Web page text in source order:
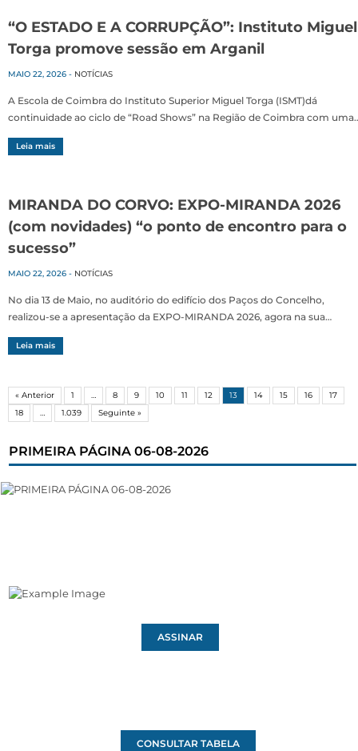
“O ESTADO E A CORRUPÇÃO”: Instituto Miguel
Torga promove sessão em Arganil
MAIO 22, 2026 - NOTÍCIAS
A Escola de Coimbra do Instituto Superior Miguel Torga (ISMT)dá
continuidade ao ciclo de “Road Shows” na Região de Coimbra com
Leia mais
MIRANDA DO CORVO: EXPO-MIRANDA 2026
(com novidades) “o ponto de encontro para o
sucesso”
MAIO 22, 2026 - NOTÍCIAS
No dia 13 de Maio, no auditório do edifício dos Paços do Concelho,
realizou-se a apresentação da EXPO-MIRANDA 2026, agora na sua…
Leia mais
« Anterior 1 … 8 9 10 11 12 13 14 15 16
17
18
… 1.039 Seguinte »
PRIMEIRA PÁGINA 06-08-2026
ASSINAR
CONSULTAR TABELA